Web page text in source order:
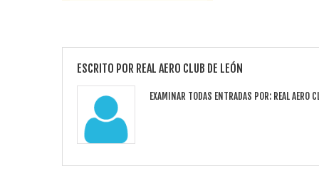
ESCRITO POR REAL AERO CLUB DE LEÓN
EXAMINAR TODAS ENTRADAS POR: REAL AERO